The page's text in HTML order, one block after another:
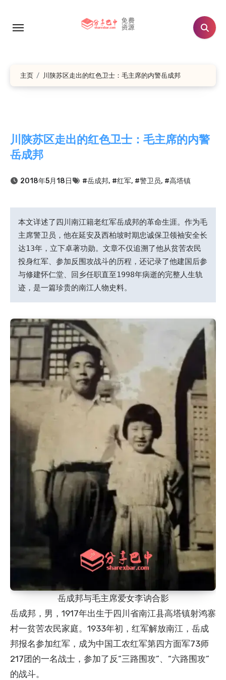
主页 川陕苏区走出的红色卫士：毛主席的内警岳成邦
川陕苏区走出的红色卫士：毛主席的内警
岳成邦
2018年5月18日 #岳成邦, #红军, #警卫员, #高塔镇
本文详述了四川南江籍老红军岳成邦的革命生涯。作为毛
主席警卫员，他在延安及西柏坡时期忠诚保卫领袖安全长
达13年，立下卓著功勋。文章不仅追溯了他从贫苦农民
投身红军、参加反围攻战斗的历程，还记录了他建国后参
与修建怀仁堂、回乡任职直至1998年病逝的完整人生轨
迹，是一篇珍贵的南江人物史料。
岳成邦与毛主席爱女李讷合影
岳成邦，男，1917年出生于四川省南江县高塔镇射鸿寨
村一贫苦农民家庭。1933年初，红军解放南江，岳成
邦报名参加红军，成为中国工农红军第四方面军73师
217团的一名战士，参加了反“三路围攻”、“六路围攻”
的战斗。